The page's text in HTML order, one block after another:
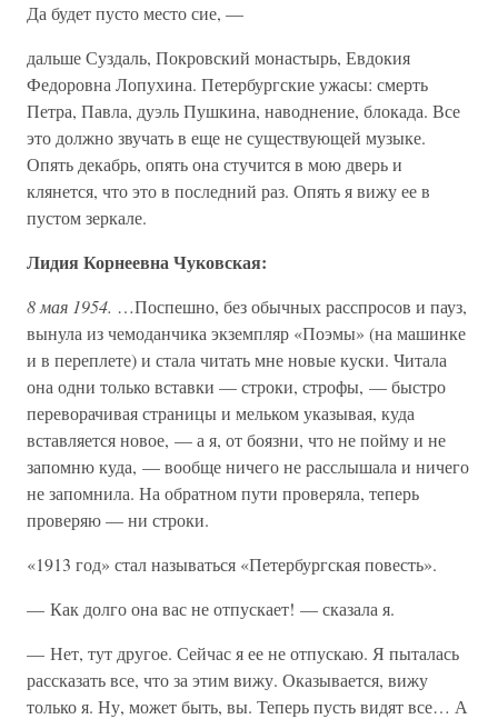
Да будет пусто место сие, —
дальше Суздаль, Покровский монастырь, Евдокия
Федоровна Лопухина. Петербургские ужасы: смерть
Петра, Павла, дуэль Пушкина, наводнение, блокада. Все
это должно звучать в еще не существующей музыке.
Опять декабрь, опять она стучится в мою дверь и
клянется, что это в последний раз. Опять я вижу ее в
пустом зеркале.
Лидия Корнеевна Чуковская:
8 мая 1954. …Поспешно, без обычных расспросов и пауз,
вынула из чемоданчика экземпляр «Поэмы» (на машинке
и в переплете) и стала читать мне новые куски. Читала
она одни только вставки — строки, строфы, — быстро
переворачивая страницы и мельком указывая, куда
вставляется новое, — а я, от боязни, что не пойму и не
запомню куда, — вообще ничего не расслышала и ничего
не запомнила. На обратном пути проверяла, теперь
проверяю — ни строки.
«1913 год» стал называться «Петербургская повесть».
— Как долго она вас не отпускает! — сказала я.
— Нет, тут другое. Сейчас я ее не отпускаю. Я пыталась
рассказать все, что за этим вижу. Оказывается, вижу
только я. Ну, может быть, вы. Теперь пусть видят все… А